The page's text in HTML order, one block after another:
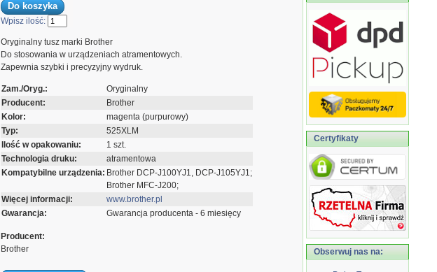
Wpisz ilość:
Oryginalny tusz marki Brother
Do stosowania w urządzeniach atramentowych.
Zapewnia szybki i precyzyjny wydruk.
Zam./Oryg.:
Oryginalny
Producent:
Brother
Kolor:
magenta (purpurowy)
Typ:
525XLM
Ilość w opakowaniu:
1 szt.
Technologia druku:
atramentowa
Kompatybilne urządzenia: Brother DCP-J100YJ1, DCP-J105YJ1;
Brother MFC-J200;
Więcej informacji:
www.brother.pl
Gwarancja:
Gwarancja producenta - 6 miesięcy
Producent:
Brother
Certyfikaty
Obserwuj nas na: